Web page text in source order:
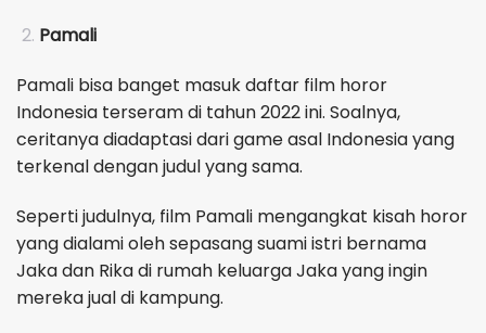
Pamali
Pamali bisa banget masuk daftar film horor
Indonesia terseram di tahun 2022 ini. Soalnya,
ceritanya diadaptasi dari game asal Indonesia yang
terkenal dengan judul yang sama.
Seperti judulnya, film Pamali mengangkat kisah horor
yang dialami oleh sepasang suami istri bernama
Jaka dan Rika di rumah keluarga Jaka yang ingin
mereka jual di kampung.